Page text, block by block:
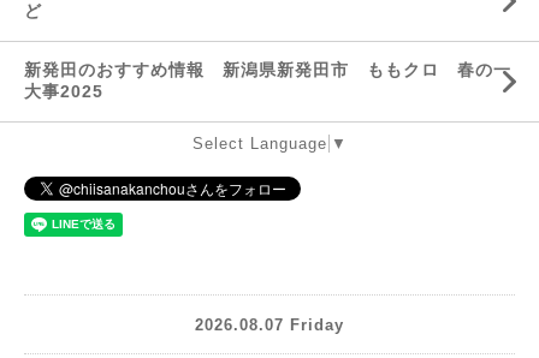
ど
新発田のおすすめ情報 新潟県新発田市 ももクロ 春の一
大事2025
Select Language ▼
2026.08.07 Friday